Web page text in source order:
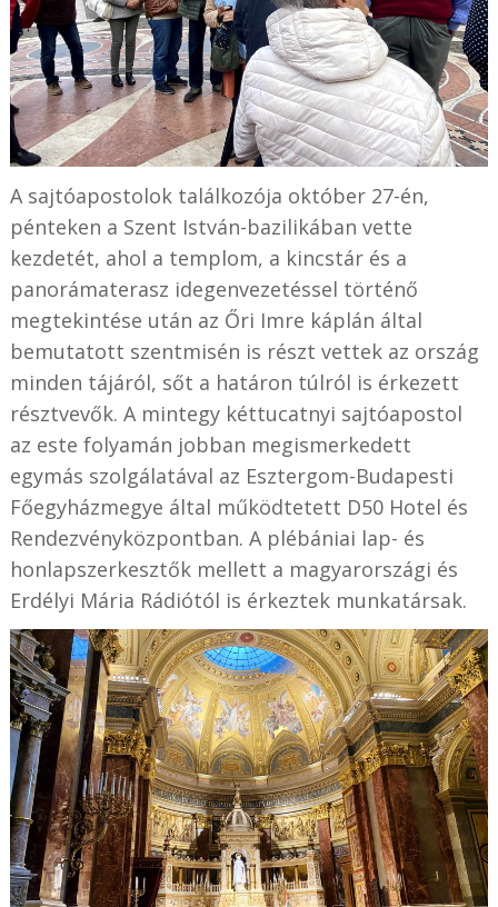
A sajtóapostolok találkozója október 27-én,
pénteken a Szent István-bazilikában vette
kezdetét, ahol a templom, a kincstár és a
panorámaterasz idegenvezetéssel történő
megtekintése után az Őri Imre káplán által
bemutatott szentmisén is részt vettek az ország
minden tájáról, sőt a határon túlról is érkezett
résztvevők. A mintegy kéttucatnyi sajtóapostol
az este folyamán jobban megismerkedett
egymás szolgálatával az Esztergom-Budapesti
Főegyházmegye által működtetett D50 Hotel és
Rendezvényközpontban. A plébániai lap- és
honlapszerkesztők mellett a magyarországi és
Erdélyi Mária Rádiótól is érkeztek munkatársak.